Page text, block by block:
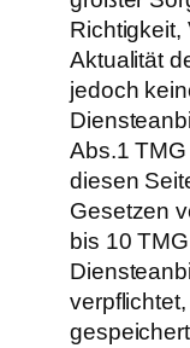
Richtigkeit,
Aktualität
jedoch
Abs.1
diesen
Gesetzen
bis 10